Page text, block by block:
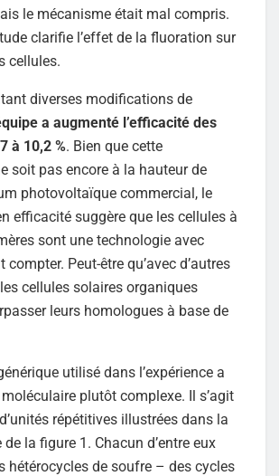
le mécanisme était mal compris.
clarifie l’effet de la fluoration sur
cellules.
diverses modifications de
a augmenté l’efficacité des
à 10,2 %. Bien que cette
soit pas encore à la hauteur de
photovoltaïque commercial, le
efficacité suggère que les cellules à
sont une technologie avec
Peut-être qu’avec d’autres
cellules solaires organiques
leurs homologues à base de
utilisé dans l’expérience a
plutôt complexe. Il s’agit
répétitives illustrées dans la
la figure 1. Chacun d’entre eux
hétérocycles de soufre – des cycles